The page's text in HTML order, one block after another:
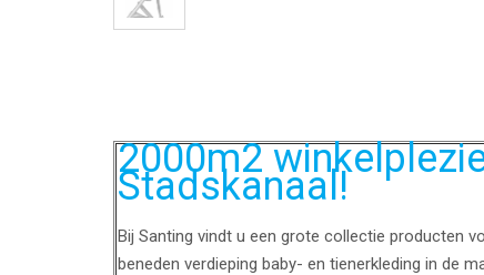
2000m2
Stadskanaal!
Bij Santing vindt u een grote collectie producten
beneden verdieping baby- en tienerkleding in de